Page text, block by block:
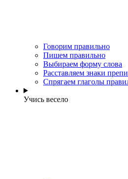
Говорим правильно
Пишем правильно
Выбираем форму слова
Расставляем знаки
Спрягаем глаголы
Учись весело